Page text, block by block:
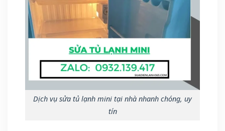
Dịch vụ sửa tủ lạnh mini tại nhà nhanh chóng, uy
tín